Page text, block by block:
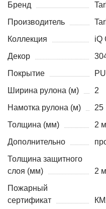
Бренд
Производитель
Коллекция
iQ
Декор
Покрытие
Ширина рулона (м)
2
Намотка рулона (м)
25
Толщина (мм)
2
Дополнительно
Толщина защитного
слоя (мм)
2
Пожарный
сертификат